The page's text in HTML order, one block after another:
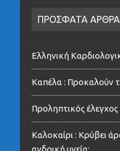
ΠΡΟΣΦΑΤΑ ΑΡΘΡΑ
Ελληνική
Καπέλα : Προκαλούν
Προληπτικός
Καλοκαίρι : Κρύβει
ανδρική υγεία;